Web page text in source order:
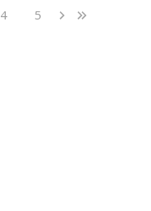
4 5 ›Next
»
Last